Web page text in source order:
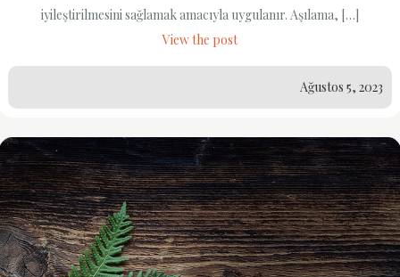
iyileştirilmesini sağlamak amacıyla uygulanır. Aşılama, […]
View the post
Ağustos 5, 2023